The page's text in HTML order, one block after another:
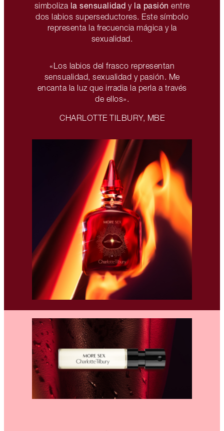
simboliza la sensualidad y la pasión entre
dos labios superseductores. Este símbolo
representa la frecuencia mágica y la
sexualidad.
«Los labios del frasco representan
sensualidad, sexualidad y pasión. Me
encanta la luz que irradia la perla a través
de ellos».
CHARLOTTE TILBURY, MBE